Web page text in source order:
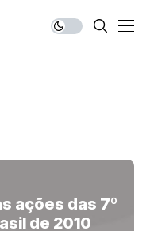
ações das 7º
de 2010